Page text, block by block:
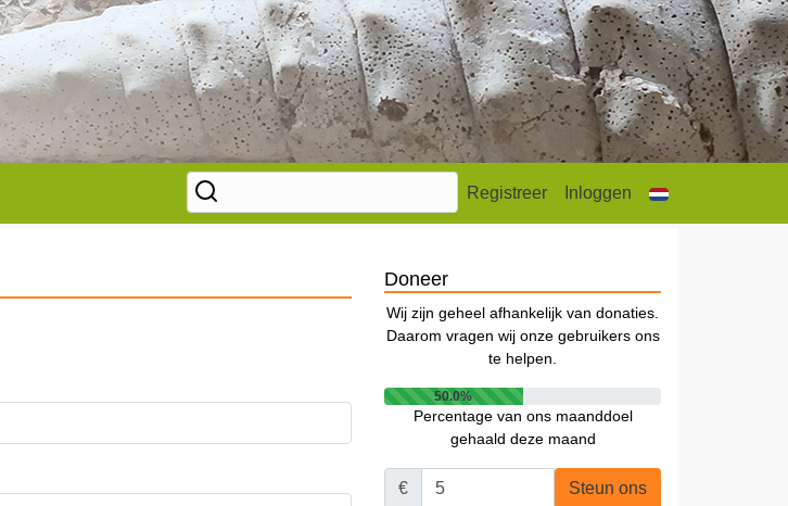
Registreer Inloggen
Doneer
Wij zijn geheel afhankelijk van donaties.
Daarom vragen wij onze gebruikers ons
te helpen.
50.0%
Percentage van ons maanddoel
gehaald deze maand
€ Steun ons